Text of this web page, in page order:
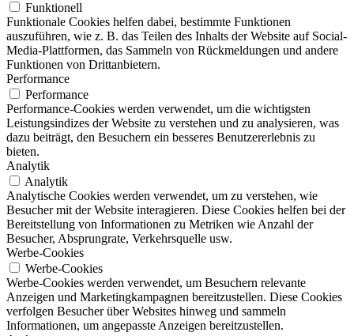
Funktionell
Funktionale Cookies helfen dabei, bestimmte Funktionen
auszuführen, wie z. B. das Teilen des Inhalts der Website auf Social-
Media-Plattformen, das Sammeln von Rückmeldungen und andere
Funktionen von Drittanbietern.
Performance
Performance
Performance-Cookies werden verwendet, um die wichtigsten
Leistungsindizes der Website zu verstehen und zu analysieren, was
dazu beiträgt, den Besuchern ein besseres Benutzererlebnis zu
bieten.
Analytik
Analytik
Analytische Cookies werden verwendet, um zu verstehen, wie
Besucher mit der Website interagieren. Diese Cookies helfen bei der
Bereitstellung von Informationen zu Metriken wie Anzahl der
Besucher, Absprungrate, Verkehrsquelle usw.
Werbe-Cookies
Werbe-Cookies
Werbe-Cookies werden verwendet, um Besuchern relevante
Anzeigen und Marketingkampagnen bereitzustellen. Diese Cookies
verfolgen Besucher über Websites hinweg und sammeln
Informationen, um angepasste Anzeigen bereitzustellen.